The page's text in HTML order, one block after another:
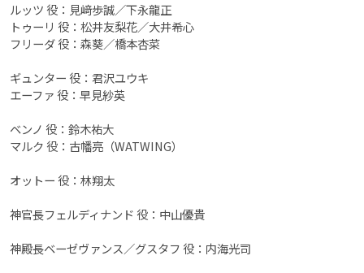
ルッツ 役：見﨑歩誠／下永龍正
トゥーリ 役：松井友梨花／大井希心
フリーダ 役：森葵／橋本杏菜
ギュンター 役：君沢ユウキ
エーファ 役：早見紗英
ベンノ 役：鈴木祐大
マルク 役：古幡亮（WATWING）
オットー 役：林翔太
神官長フェルディナンド 役：中山優貴
神殿長ベーゼヴァンス／グスタフ 役：内海光司